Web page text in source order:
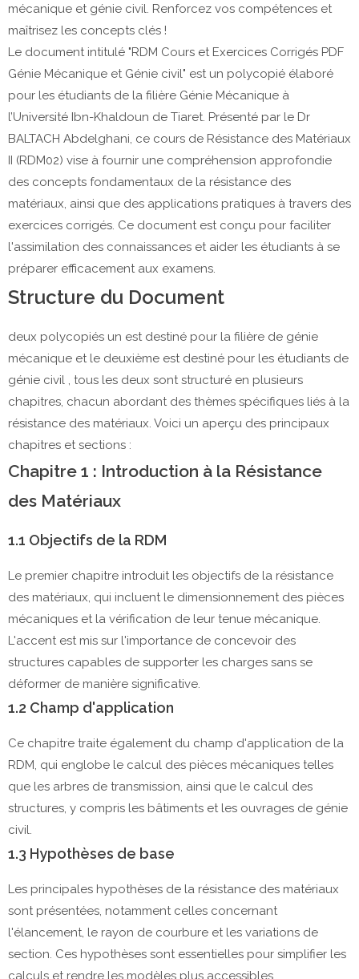
mécanique et génie civil. Renforcez vos compétences et
maîtrisez les concepts clés !
Le document intitulé "RDM Cours et Exercices Corrigés PDF
Génie Mécanique et Génie civil" est un polycopié élaboré
pour les étudiants de la filière Génie Mécanique à
l’Université Ibn-Khaldoun de Tiaret. Présenté par le Dr
BALTACH Abdelghani, ce cours de Résistance des Matériaux
II (RDM02) vise à fournir une compréhension approfondie
des concepts fondamentaux de la résistance des
matériaux, ainsi que des applications pratiques à travers des
exercices corrigés. Ce document est conçu pour faciliter
l'assimilation des connaissances et aider les étudiants à se
préparer efficacement aux examens.
Structure du Document
deux polycopiés un est destiné pour la filière de génie
mécanique et le deuxième est destiné pour les étudiants de
génie civil , tous les deux sont structuré en plusieurs
chapitres, chacun abordant des thèmes spécifiques liés à la
résistance des matériaux. Voici un aperçu des principaux
chapitres et sections :
Chapitre 1 : Introduction à la Résistance
des Matériaux
1.1 Objectifs de la RDM
Le premier chapitre introduit les objectifs de la résistance
des matériaux, qui incluent le dimensionnement des pièces
mécaniques et la vérification de leur tenue mécanique.
L'accent est mis sur l'importance de concevoir des
structures capables de supporter les charges sans se
déformer de manière significative.
1.2 Champ d'application
Ce chapitre traite également du champ d'application de la
RDM, qui englobe le calcul des pièces mécaniques telles
que les arbres de transmission, ainsi que le calcul des
structures, y compris les bâtiments et les ouvrages de génie
civil.
1.3 Hypothèses de base
Les principales hypothèses de la résistance des matériaux
sont présentées, notamment celles concernant
l'élancement, le rayon de courbure et les variations de
section. Ces hypothèses sont essentielles pour simplifier les
calculs et rendre les modèles plus accessibles.